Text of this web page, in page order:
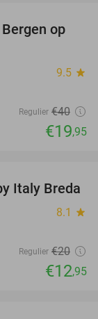
50%
op
9.5 star
Regulier €40
€19,95
35%
Italy Breda
8.1 star
Regulier €20
€12,95